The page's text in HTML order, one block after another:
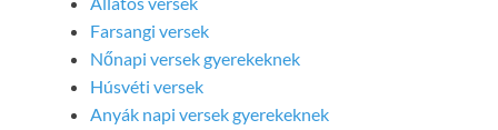
Farsangi versek
Nőnapi versek gyerekeknek
Húsvéti versek
Anyák napi versek gyerekeknek